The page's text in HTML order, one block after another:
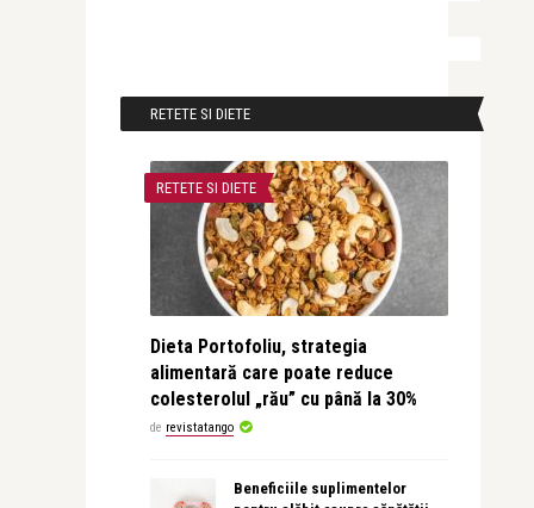
RETETE SI DIETE
RETETE SI DIETE
Dieta Portofoliu, strategia
alimentară care poate reduce
colesterolul „rău” cu până la 30%
de revistatango
Beneficiile suplimentelor